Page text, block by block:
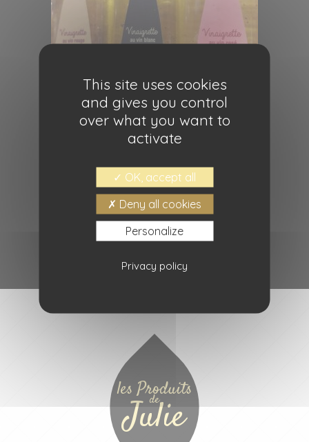
Lire la suite
les Produits
de
Julie
This site uses cookies
and gives you control
over what you want to
activate
OK, accept all
Deny all cookies
Personalize
Privacy policy